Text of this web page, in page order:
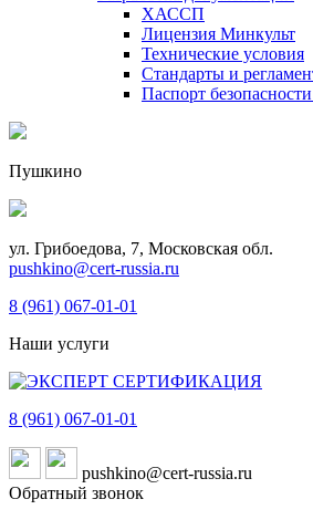
ХАССП
Лицензия Минкульт
Технические условия
Стандарты и
Паспорт
Пушкино
ул. Грибоедова, 7, Московская обл.
pushkino@cert-russia.ru
8 (961) 067-01-01
Наши услуги
8 (961) 067-01-01
pushkino@cert-russia.ru
Обратный звонок